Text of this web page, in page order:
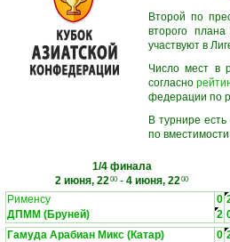
Второй по
второго
участвуют в
Число мест в
согласно
федерации по
В турнире
по
1/4 финала
2 июня, 2200- 4 июня, 2200
Рименсу
0
ДПММ (Бруней)
2
Гамуда Арабиан Микс (Катар)
0